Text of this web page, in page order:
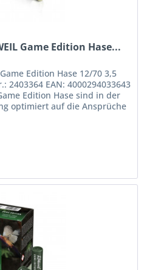
Game Edition Hase...
Edition Hase 12/70 3,5
2403364 EAN: 4000294033643
Edition Hase sind in der
optimiert auf die Ansprüche